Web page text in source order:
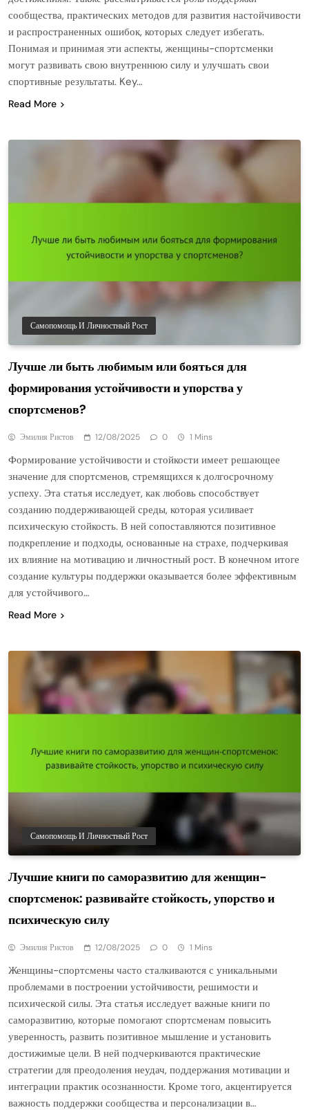
сообщества, практических методов для развития настойчивости
и распространенных ошибок, которых следует избегать.
Понимая и принимая эти аспекты, женщины-спортсменки
могут развивать свою внутреннюю силу и улучшать свои
спортивные результаты. Key…
Read More
Самопомощь И Личностный Рост
Лучше ли быть любимым или бояться для
формирования устойчивости и упорства у
спортсменов?
Эмилия Ристов 12/08/2025 0 1 Mins
Формирование устойчивости и стойкости имеет решающее
значение для спортсменов, стремящихся к долгосрочному
успеху. Эта статья исследует, как любовь способствует
созданию поддерживающей среды, которая усиливает
психическую стойкость. В ней сопоставляются позитивное
подкрепление и подходы, основанные на страхе, подчеркивая
их влияние на мотивацию и личностный рост. В конечном итоге
создание культуры поддержки оказывается более эффективным
для устойчивого…
Read More
Самопомощь И Личностный Рост
Лучшие книги по саморазвитию для женщин-
спортсменок: развивайте стойкость, упорство и
психическую силу
Эмилия Ристов 12/08/2025 0 1 Mins
Женщины-спортсмены часто сталкиваются с уникальными
проблемами в построении устойчивости, решимости и
психической силы. Эта статья исследует важные книги по
саморазвитию, которые помогают спортсменам повысить
уверенность, развить позитивное мышление и установить
достижимые цели. В ней подчеркиваются практические
стратегии для преодоления неудач, поддержания мотивации и
интеграции практик осознанности. Кроме того, акцентируется
важность поддержки сообщества и персонализации в…